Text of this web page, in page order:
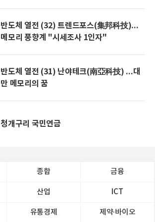
반도체 열전 (32) 트렌드포스(集邦科技)...
메모리 풍향계 "시세조사 1인자"
반도체 열전 (31) 난야테크(南亞科技) ...대
만 메모리의 꿈
청개구리 국민연금
종합 금융
산업 ICT
유통경제 제약∙바이오